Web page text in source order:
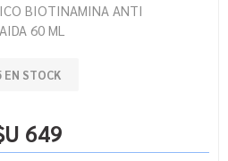
BIOTINAMINA ANTI
60 ML
EN STOCK
649